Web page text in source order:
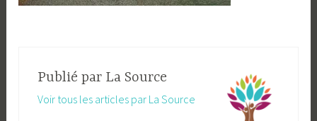
Publié par La Source
Voir tous les articles par La Source